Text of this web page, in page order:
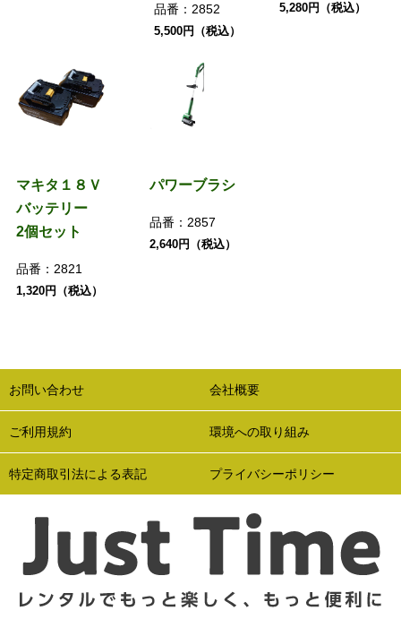
品番：2852
5,500円（税込）
5,280円（税込）
マキタ１８Ｖ
バッテリー
2個セット
品番： 2821
1,320円（税込）
パワーブラシ
品番：2857
2,640円（税込）
お問い合わせ 会社概要
ご利用規約 環境への取り組み
特定商取引法による表記 プライバシーポリシー